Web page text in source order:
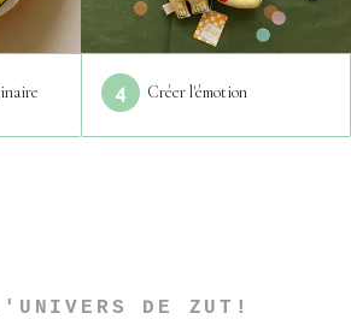
4 Créer l'émotion
DE ZUT!